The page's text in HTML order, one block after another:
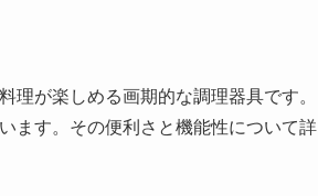
理が楽しめる画期的な調理器具です。
ます。その便利さと機能性について詳